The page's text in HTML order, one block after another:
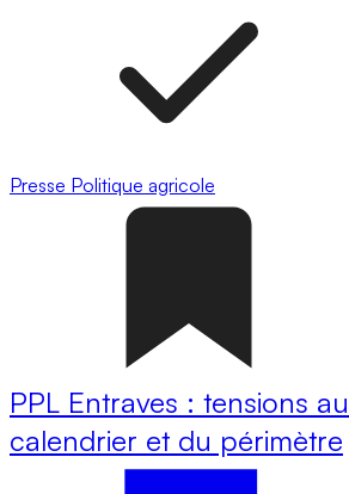
Presse Politique agricole
PPL Entraves : tensions
calendrier et du périmètre